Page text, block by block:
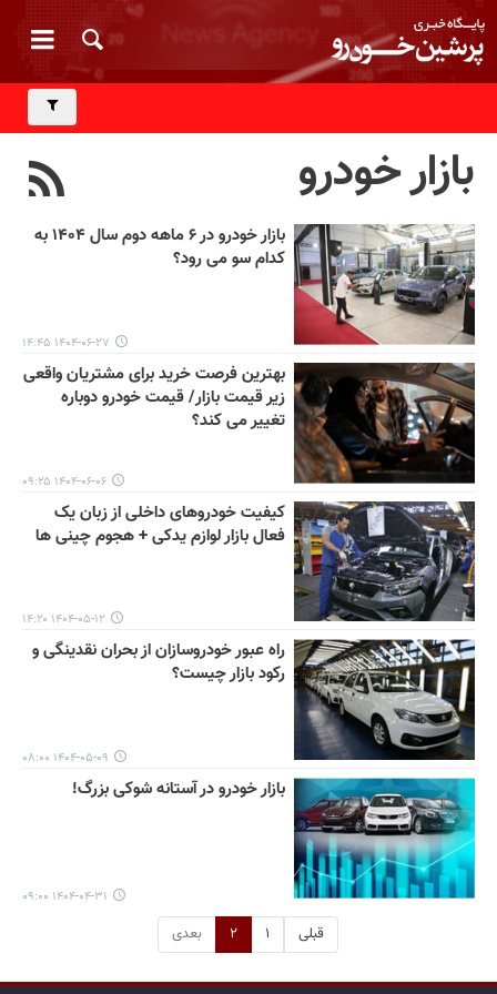
بازار خودرو
بازار خودرو در ۶ ماهه دوم سال ۱۴۰۴ به
کدام سو می رود؟
۱۴۰۴-۰۶-۲۷ ۱۴:۴۵
بهترین فرصت خرید برای مشتریان واقعی
زیر قیمت بازار/ قیمت خودرو دوباره
تغییر می کند؟
۱۴۰۴-۰۶-۰۶ ۰۹:۲۵
کیفیت خودروهای داخلی از زبان یک
فعال بازار لوازم یدکی + هجوم چینی ها
۱۴۰۴-۰۵-۱۲ ۱۴:۲۰
راه عبور خودروسازان از بحران نقدینگی و
رکود بازار چیست؟
۱۴۰۴-۰۵-۰۹ ۰۸:۰۰
بازار خودرو در آستانه شوکی بزرگ!
۱۴۰۴-۰۴-۳۱ ۰۹:۰۰
قبلی ۱ ۲ بعدی